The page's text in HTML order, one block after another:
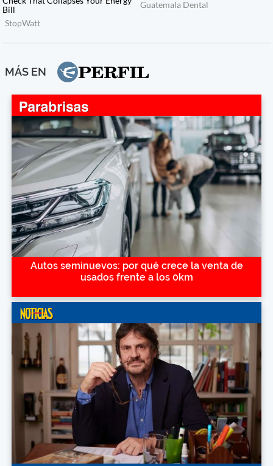
MÁS EN
Autos seminuevos: por qué crece la venta de
usados frente a los 0km